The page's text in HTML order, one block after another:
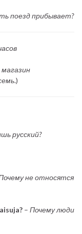
поезд прибывает?
магазин
.)
русский?
не относятся
– Почему люди